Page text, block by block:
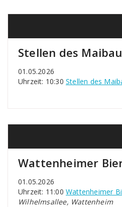
Stellen des
01.05.2026
Uhrzeit: 10:30 Stellen des
Wattenheimer
01.05.2026
Uhrzeit: 11:00 Wattenheimer
Wilhelmsallee, Wattenheim